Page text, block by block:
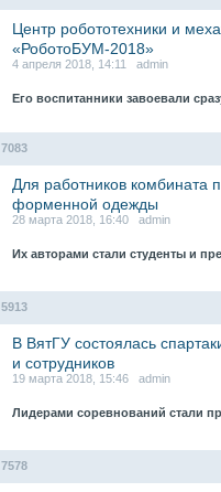
Центр робототехники и
«РоботоБУМ-2018»
4 апреля 2018, 14:11 admin
Его воспитанники завоевали
7083
Для работников комбината
форменной одежды
28 марта 2018, 16:40 admin
Их авторами стали студенты и
5913
В ВятГУ состоялась
и сотрудников
19 марта 2018, 15:46 admin
Лидерами соревнований стали
7578